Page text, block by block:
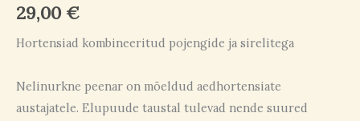
29,00 €
Hortensiad kombineeritud pojengide ja sirelitega
Nelinurkne peenar on mõeldud aedhortensiate
austajatele. Elupuude taustal tulevad nende suured